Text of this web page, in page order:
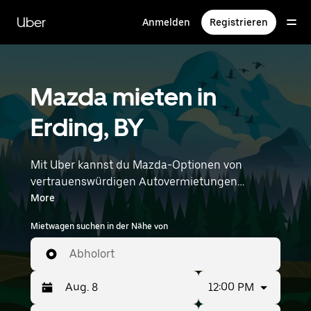
zum
Hauptinhalt
Uber Anmelden Registrieren
Mazda mieten in
Erding, BY
Mit Uber kannst du Mazda-Optionen von
vertrauenswürdigen Autovermietungen
durchstöbern. Finde den richtigen Leihwagen
von Mazda für Besorgungen, Roadtrips oder
tägliche Fahrten. Egal, ob du Preis, Größe oder
Stil priorisierst: Hier findest du Optionen, die
deinen Wünschen entsprechen. Gib deine Zeit-
und Standortangaben (z. B. Munich Airport) ein,
um Mazda-Vermietungen in deiner Nähe zu
More
Mietwagen suchen in der Nähe von
Abholort
12:00 PM